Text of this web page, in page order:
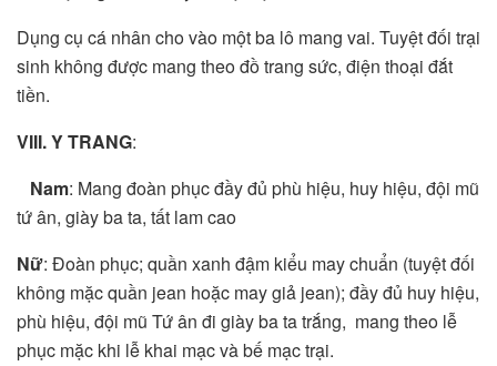
Dụng cụ cá nhân cho vào một ba lô mang vai. Tuyệt đối trại
sinh không được mang theo đồ trang sức, điện thoại đắt
tiền.
VIII.Y TRANG:
Nam: Mang đoàn phục đầy đủ phù hiệu, huy hiệu, đội mũ
tứ ân, giày ba ta, tất lam cao
Nữ: Đoàn phục; quần xanh đậm kiểu may chuẩn (tuyệt đối
không mặc quần jean hoặc may giả jean); đầy đủ huy hiệu,
phù hiệu, đội mũ Tứ ân đi giày ba ta trắng, mang theo lễ
phục mặc khi lễ khai mạc và bế mạc trại.